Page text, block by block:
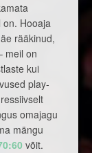
on. Hooaja
rääkinud,
meil on
kui
play-
omajagu
mängu
võit.